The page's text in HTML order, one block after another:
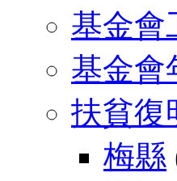
基金會
基金會
扶貧復
梅縣